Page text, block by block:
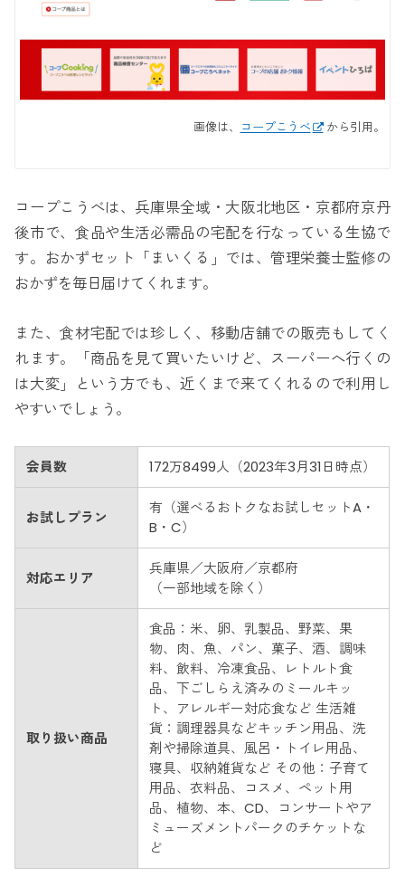
画像は、 コープこうべ から引用。
コープこうべは、兵庫県全域・大阪北地区・京都府京丹
後市で、食品や生活必需品の宅配を行なっている生協で
す。おかずセット「まいくる」では、管理栄養士監修の
おかずを毎日届けてくれます。
また、食材宅配では珍しく、移動店舗での販売もしてく
れます。「商品を見て買いたいけど、スーパーへ行くの
は大変」という方でも、近くまで来てくれるので利用し
やすいでしょう。
会員数 172万8499人（2023年3月31日時点）
お試しプラン
有（選べるおトクなお試しセットA・
B・C）
対応エリア
兵庫県／大阪府／京都府
（一部地域を除く）
取り扱い商品
食品：米、卵、乳製品、野菜、果
物、肉、魚、パン、菓子、酒、調味
料、飲料、冷凍食品、レトルト食
品、下ごしらえ済みのミールキッ
ト、アレルギー対応食など 生活雑
貨：調理器具などキッチン用品、洗
剤や掃除道具、風呂・トイレ用品、
寝具、収納雑貨など その他：子育て
用品、衣料品、コスメ、ペット用
品、植物、本、CD、コンサートやア
ミューズメントパークのチケットな
ど